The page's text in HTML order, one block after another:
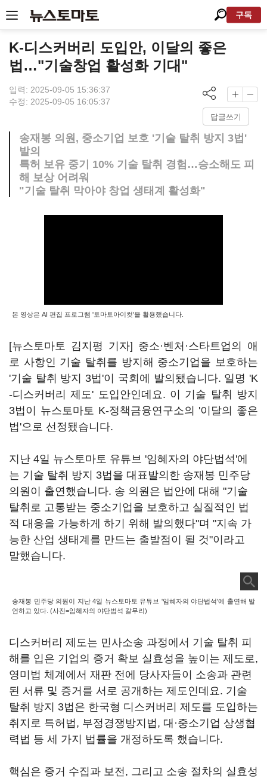
구독
K-디스커버리 도입안, 이달의 좋은
법…"기술창업 활성화 기대"
입력: 2025-09-05 15:36:37
수정: 2025-09-05 16:05:37
답글쓰기
송재봉 의원, 중소기업 보호 '기술 탈취 방지 3법'
발의
특허 보유 중기 10% 기술 탈취 경험…승소해도 피
해 보상 어려워
"기술 탈취 막아야 창업 생태계 활성화"
본 영상은 AI 편집 프로그램 '토마토아이컷'을 활용했습니다.
[뉴스토마토 김지평 기자] 중소·벤처·스타트업의 애
로 사항인 기술 탈취를 방지해 중소기업을 보호하는
'기술 탈취 방지 3법'이 국회에 발의됐습니다. 일명 'K
-디스커버리 제도' 도입안인데요. 이 기술 탈취 방지
3법이 뉴스토마토 K-정책금융연구소의 '이달의 좋은
법'으로 선정됐습니다.
지난 4일 뉴스토마토 유튜브 '임혜자의 야단법석'에
는 기술 탈취 방지 3법을 대표발의한 송재봉 민주당
의원이 출연했습니다. 송 의원은 법안에 대해 "기술
탈취로 고통받는 중소기업을 보호하고 실질적인 법
적 대응을 가능하게 하기 위해 발의했다"며 "지속 가
능한 산업 생태계를 만드는 출발점이 될 것"이라고
말했습니다.
송재봉 민주당 의원이 지난 4일 뉴스토마토 유튜브 '임혜자의 야단법석'에 출연해 발
언하고 있다. (사진=임혜자의 야단법석 갈무리)
디스커버리 제도는 민사소송 과정에서 기술 탈취 피
해를 입은 기업의 증거 확보 실효성을 높이는 제도로,
영미법 체계에서 재판 전에 당사자들이 소송과 관련
된 서류 및 증거를 서로 공개하는 제도인데요. 기술
탈취 방지 3법은 한국형 디스커버리 제도를 도입하는
취지로 특허법, 부정경쟁방지법, 대·중소기업 상생협
력법 등 세 가지 법률을 개정하도록 했습니다.
핵심은 증거 수집과 보전, 그리고 소송 절차의 실효성